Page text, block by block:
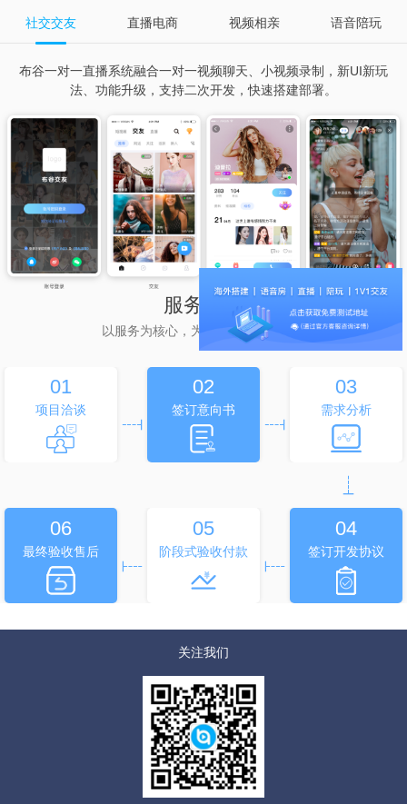
社交交友 直播电商 视频相亲 语音陪玩
布谷一对一直播系统融合一对一视频聊天、小视频录制，新UI新玩
法、功能升级，支持二次开发，快速搭建部署。
服务流程
以服务为核心，为客户持续创造价值
01
项目洽谈
02
签订意向书
03
需求分析
06
最终验收售后
05
阶段式验收付款
04
签订开发协议
关注我们